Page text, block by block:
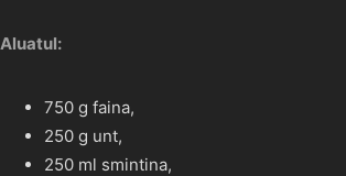
Aluatul:
750 g faina,
250 g unt,
250 ml smintina,